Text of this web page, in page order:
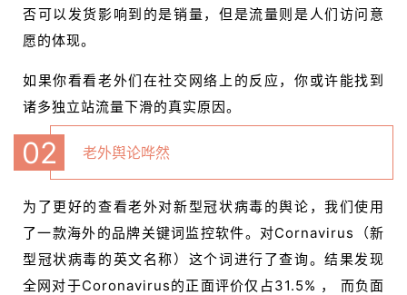
否可以发货影响到的是销量，但是流量则是人们访问意
愿的体现。
如果你看看老外们在社交网络上的反应，你或许能找到
诸多独立站流量下滑的真实原因。
02 老外舆论哗然
为了更好的查看老外对新型冠状病毒的舆论，我们使用
了一款海外的品牌关键词监控软件。对Cornavirus（新
型冠状病毒的英文名称）这个词进行了查询。结果发现
全网对于Coronavirus的正面评价仅占31.5% ， 而负面